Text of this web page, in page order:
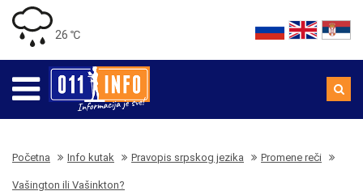
26 ℃
Početna Info kutak Pravopis srpskog jezika Promene reči
Vašington ili Vašinkton?